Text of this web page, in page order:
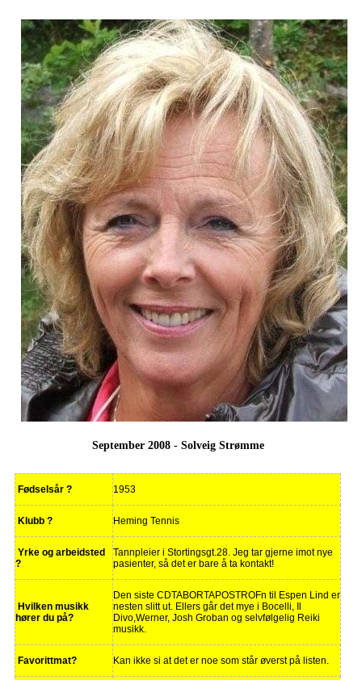
September 2008 - Solveig Strømme
Fødselsår ? 1953
Klubb ? Heming Tennis
Yrke og arbeidsted
?
Tannpleier i Stortingsgt.28. Jeg tar gjerne imot nye
pasienter, så det er bare å ta kontakt!
Hvilken musikk
hører du på?
Den siste CDTABORTAPOSTROFn til Espen Lind er
nesten slitt ut. Ellers går det mye i Bocelli, Il
Divo,Werner, Josh Groban og selvfølgelig Reiki
musikk.
Favorittmat? Kan ikke si at det er noe som står øverst på listen.